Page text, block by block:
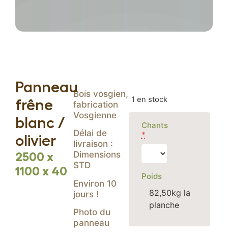
Cav(in)wood
Protection du bois
Raidisseurs acier
Escalier spécifique
Table en bois massif
Panneau
frêne
blanc /
olivier
2500 x
1100 x 40
Bois vosgien,
fabrication
Vosgienne
Délai de
livraison :
Dimensions
STD
Environ 10
jours !
Photo du
panneau
1 en stock
Chants
*
Poids
82,50kg la
planche